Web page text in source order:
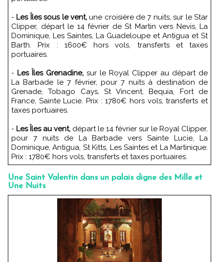
- Les Îles sous le vent,une croisière de 7 nuits, sur le Star
Clipper, départ le 14 février de St Martin vers Nevis, La
Dominique, Les Saintes, La Guadeloupe et Antigua et St
Barth. Prix : 1600€ hors vols, transferts et taxes
portuaires.
- Les Îles Grenadine, sur le Royal Clipper au départ de
La Barbade le 7 février, pour 7 nuits à destination de
Grenade, Tobago Cays, St Vincent, Bequia, Fort de
France, Sainte Lucie. Prix : 1780€ hors vols, transferts et
taxes portuaires.
- Les Îles au vent, départ le 14 février sur le Royal Clipper,
pour 7 nuits de La Barbade vers Sainte Lucie, La
Dominique, Antigua, St Kitts, Les Saintes et La Martinique.
Prix : 1780€ hors vols, transferts et taxes portuaires.
Une Saint Valentin dans un palais digne des Mille et
Une Nuits